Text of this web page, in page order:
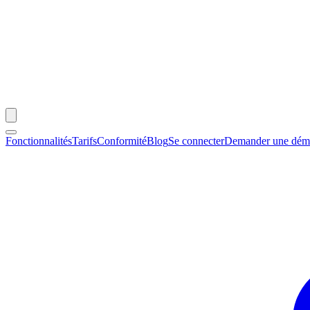
FonctionnalitésTarifsConformitéBlogSe connecterDemander une